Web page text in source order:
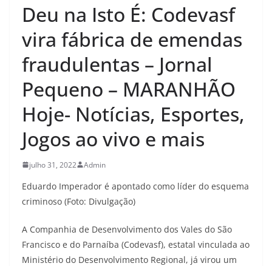
Deu na Isto É: Codevasf
vira fábrica de emendas
fraudulentas – Jornal
Pequeno – MARANHÃO
Hoje- Notícias, Esportes,
Jogos ao vivo e mais
julho 31, 2022 Admin
Eduardo Imperador é apontado como líder do esquema
criminoso (Foto: Divulgação)
A Companhia de Desenvolvimento dos Vales do São
Francisco e do Parnaíba (Codevasf), estatal vinculada ao
Ministério do Desenvolvimento Regional, já virou um